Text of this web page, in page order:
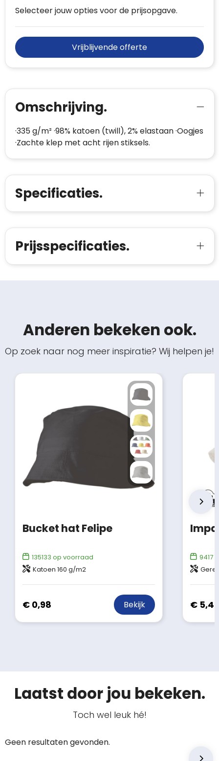
Selecteer jouw opties voor de prijsopgave.
Vrijblijvende offerte
Omschrijving.
·335 g/m² ·98% katoen (twill), 2% elastaan ·Oogjes
·Zachte klep met acht rijen stiksels.
Specificaties.
Prijsspecificaties.
Anderen bekeken ook.
Op zoek naar nog meer inspiratie? Wij helpen je!
Bucket hat Felipe
135133 op voorraad
Katoen 160 g/m2
€ 0,98 Bekijk
9417
€ 5,46
Laatst door jou bekeken.
Toch wel leuk hé!
Geen resultaten gevonden.